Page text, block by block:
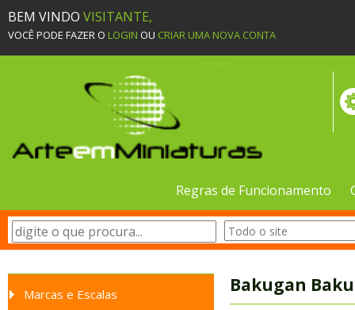
BEM VINDO VISITANTE,
VOCÊ PODE FAZER O LOGIN OU CRIAR UMA NOVA CONTA
Regras de Funcionamento
Marcas e Escalas Bakugan